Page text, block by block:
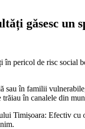
găsesc un
pericol de risc social
în familii
în canalele din
Timișoara: Efectiv cu